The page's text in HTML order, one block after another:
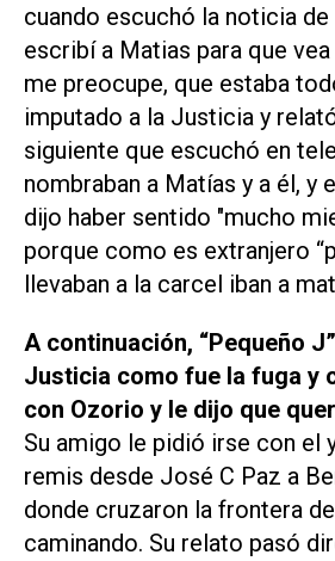
cuando escuchó la noticia de
escribí a Matias para que
me preocupe, que estaba
imputado a la Justicia y
siguiente que escuchó en
nombraban a Matías y a él, y
dijo haber sentido "mucho
porque como es extranjero
llevaban a la carcel iban a
A continuación, “Pequeño
Justicia como fue la fuga y
con Ozorio y le dijo que
Su amigo le pidió irse con el
remis desde José C Paz a
donde cruzaron la frontera
caminando. Su relato pasó